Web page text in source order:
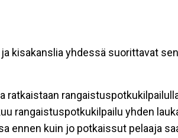
kisakanslia yhdessä suorittavat
rangaistuspotkukilpailu yhden
ennen kuin jo potkaissut pelaaja